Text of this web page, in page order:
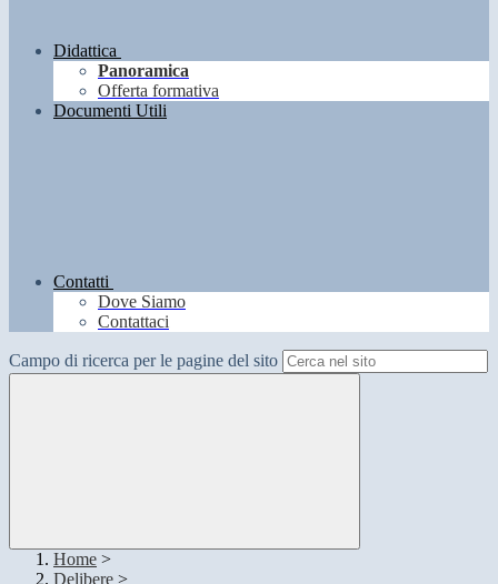
Didattica
Panoramica
Offerta formativa
Documenti Utili
Contatti
Dove Siamo
Contattaci
Campo di ricerca per le pagine del sito
Home >
Delibere >